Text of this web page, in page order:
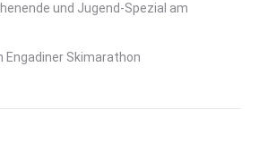
und Jugend-Spezial am
Engadiner Skimarathon